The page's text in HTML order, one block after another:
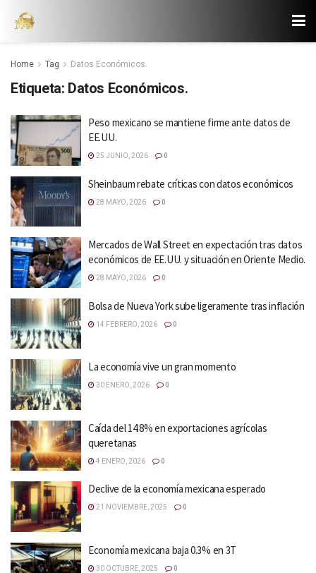
Home Tag Datos Económicos.
Etiqueta: Datos Económicos.
Peso mexicano se mantiene firme ante datos de
EE.UU.
25 JUNIO, 2026 0
Sheinbaum rebate críticas con datos económicos
28 MAYO, 2026 0
Mercados de Wall Street en expectación tras datos
económicos de EE.UU. y situación en Oriente Medio.
28 MAYO, 2026 0
Bolsa de Nueva York sube ligeramente tras inflación
14 FEBRERO, 2026 0
La economía vive un gran momento
30 ENERO, 2026 0
Caída del 14.8% en exportaciones agrícolas
queretanas
4 ENERO, 2026 0
Declive de la economía mexicana esperado
21 NOVIEMBRE, 2025 0
Economía mexicana baja 0.3% en 3T
30 OCTUBRE, 2025 0